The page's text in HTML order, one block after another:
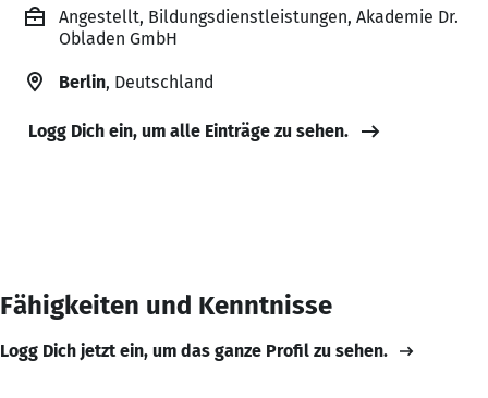
Angestellt, Bildungsdienstleistungen, Akademie Dr.
Obladen GmbH
Berlin, Deutschland
Logg Dich ein, um alle Einträge zu sehen.
Fähigkeiten und Kenntnisse
Logg Dich jetzt ein, um das ganze Profil zu sehen.